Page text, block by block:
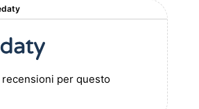
recensioni per questo